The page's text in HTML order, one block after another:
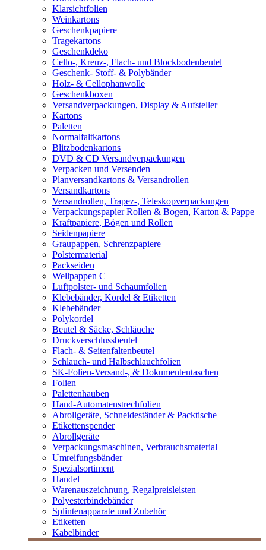
Klarsichtfolien
Weinkartons
Geschenkpapiere
Tragekartons
Geschenkdeko
Cello-, Kreuz-, Flach- und Blockbodenbeutel
Geschenk- Stoff- & Polybänder
Holz- & Cellophanwolle
Geschenkboxen
Versandverpackungen, Display & Aufsteller
Kartons
Paletten
Normalfaltkartons
Blitzbodenkartons
DVD & CD Versandverpackungen
Verpacken und Versenden
Planversandkartons & Versandrollen
Versandkartons
Versandrollen, Trapez-, Teleskopverpackungen
Verpackungspapier Rollen & Bogen, Karton & Pappe
Kraftpapiere, Bögen und Rollen
Seidenpapiere
Graupappen, Schrenzpapiere
Polstermaterial
Packseiden
Wellpappen C
Luftpolster- und Schaumfolien
Klebebänder, Kordel & Etiketten
Klebebänder
Polykordel
Beutel & Säcke, Schläuche
Druckverschlussbeutel
Flach- & Seitenfaltenbeutel
Schlauch- und Halbschlauchfolien
SK-Folien-Versand-, & Dokumententaschen
Folien
Palettenhauben
Hand-Automatenstrechfolien
Abrollgeräte, Schneideständer & Packtische
Etikettenspender
Abrollgeräte
Verpackungsmaschinen, Verbrauchsmaterial
Umreifungsbänder
Spezialsortiment
Handel
Warenauszeichnung, Regalpreisleisten
Polyesterbindebänder
Splintenapparate und Zubehör
Etiketten
Kabelbinder